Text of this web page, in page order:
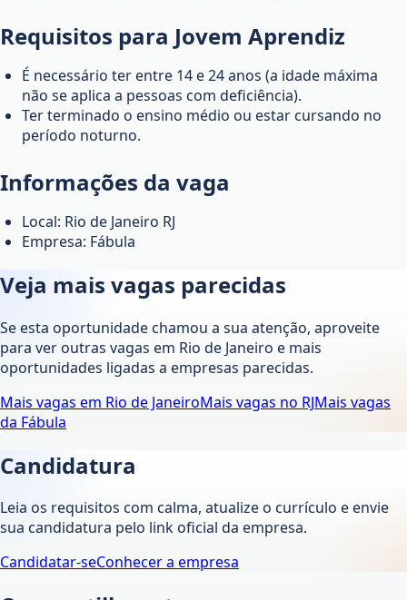
Requisitos para Jovem Aprendiz
É necessário ter entre 14 e 24 anos (a idade máxima
não se aplica a pessoas com deficiência).
Ter terminado o ensino médio ou estar cursando no
período noturno.
Informações da vaga
Local: Rio de Janeiro RJ
Empresa: Fábula
Veja mais vagas parecidas
Se esta oportunidade chamou a sua atenção, aproveite
para ver outras vagas em Rio de Janeiro e mais
oportunidades ligadas a empresas parecidas.
Mais vagas em Rio de JaneiroMais vagas no RJMais vagas
da Fábula
Candidatura
Leia os requisitos com calma, atualize o currículo e envie
sua candidatura pelo link oficial da empresa.
Candidatar-seConhecer a empresa